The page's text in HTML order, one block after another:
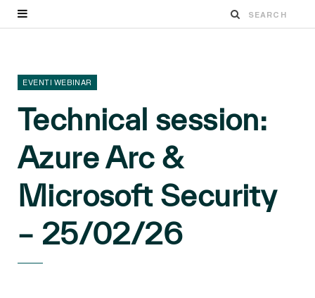
EVENTI WEBINAR
Technical session:
Azure Arc &
Microsoft Security
– 25/02/26